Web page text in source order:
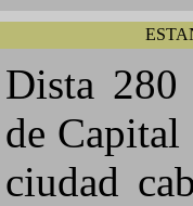
Dista 280
de
ciudad